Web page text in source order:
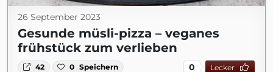
26 September 2023
Gesunde müsli-pizza – veganes
frühstück zum verlieben
42 0 Speichern 0 Lecker